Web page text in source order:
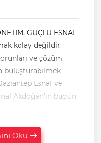
GÜÇLÜ ESNAF
kolay değildir.
ve çözüm
buluşturabilmek
Esnaf ve
Akdoğan'ın bugün
Oku